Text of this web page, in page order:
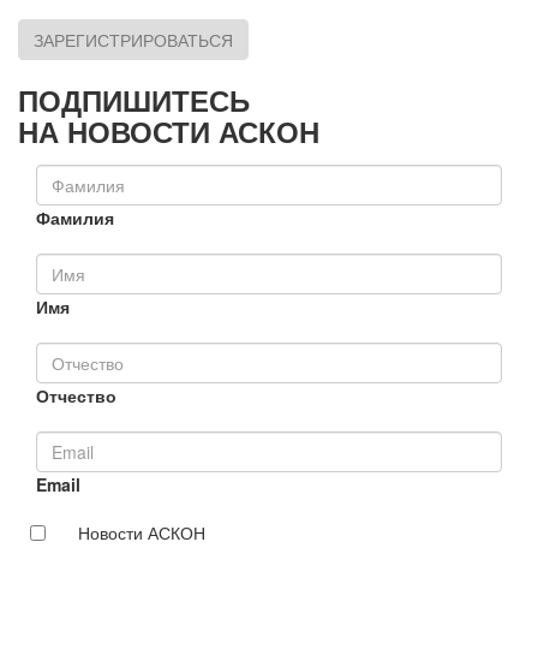
ЗАРЕГИСТРИРОВАТЬСЯ
ПОДПИШИТЕСЬ
НА НОВОСТИ АСКОН
Фамилия
Имя
Отчество
Email
Новости АСКОН